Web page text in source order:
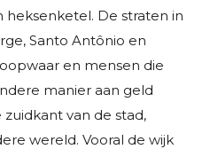
heksenketel. De straten in
Santo Antônio en
en mensen die
manier aan geld
van de stad,
wereld. Vooral de wijk